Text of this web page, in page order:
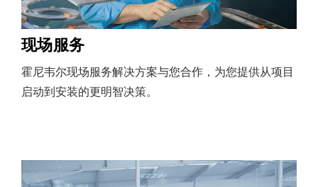
现场服务
霍尼韦尔现场服务解决方案与您合作，为您提供从项目
启动到安装的更明智决策。